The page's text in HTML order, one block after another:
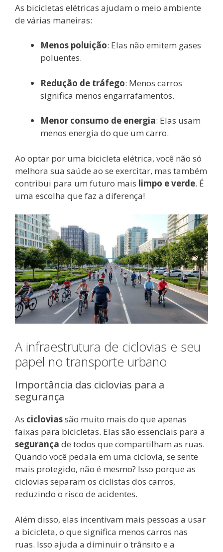
As bicicletas elétricas ajudam o meio ambiente
de várias maneiras:
Menos poluição: Elas não emitem gases
poluentes.
Redução de tráfego: Menos carros
significa menos engarrafamentos.
Menor consumo de energia: Elas usam
menos energia do que um carro.
Ao optar por uma bicicleta elétrica, você não só
melhora sua saúde ao se exercitar, mas também
contribui para um futuro mais limpo e verde. É
uma escolha que faz a diferença!
A infraestrutura de ciclovias e seu
papel no transporte urbano
Importância das ciclovias para a
segurança
As cicloviassão muito mais do que apenas
faixas para bicicletas. Elas são essenciais para a
segurança de todos que compartilham as ruas.
Quando você pedala em uma ciclovia, se sente
mais protegido, não é mesmo? Isso porque as
ciclovias separam os ciclistas dos carros,
reduzindo o risco de acidentes.
Além disso, elas incentivam mais pessoas a usar
a bicicleta, o que significa menos carros nas
ruas. Isso ajuda a diminuir o trânsito e a